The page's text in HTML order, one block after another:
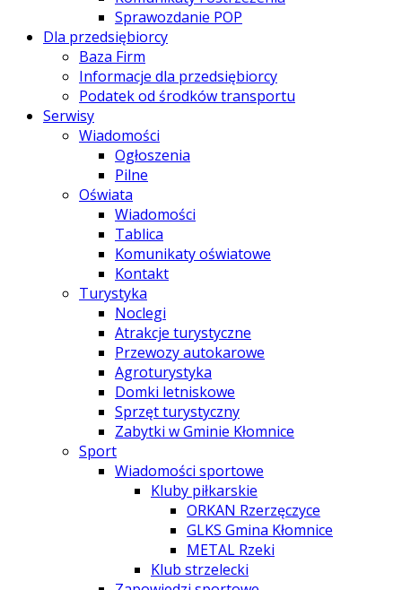
Sprawozdanie POP
Dla przedsiębiorcy
Baza Firm
Informacje dla przedsiębiorcy
Podatek od środków transportu
Serwisy
Wiadomości
Ogłoszenia
Pilne
Oświata
Wiadomości
Tablica
Komunikaty oświatowe
Kontakt
Turystyka
Noclegi
Atrakcje turystyczne
Przewozy autokarowe
Agroturystyka
Domki letniskowe
Sprzęt turystyczny
Zabytki w Gminie Kłomnice
Sport
Wiadomości sportowe
Kluby piłkarskie
ORKAN Rzerzęczyce
GLKS Gmina Kłomnice
METAL Rzeki
Klub strzelecki